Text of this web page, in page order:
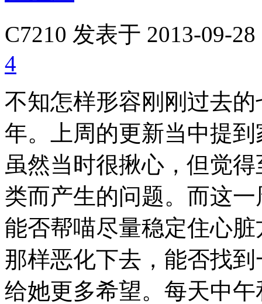
C7210 发表于 2013-09-28
4
不知怎样形容刚刚过去
年。上周的更新当中提
虽然当时很揪心，但觉
类而产生的问题。而这
能否帮喵尽量稳定住心
那样恶化下去，能否找
给她更多希望。每天中